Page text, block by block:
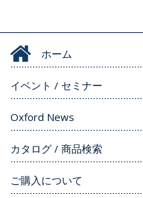
ホーム
イベント / セミナー
Oxford News
カタログ / 商品検索
ご購入について